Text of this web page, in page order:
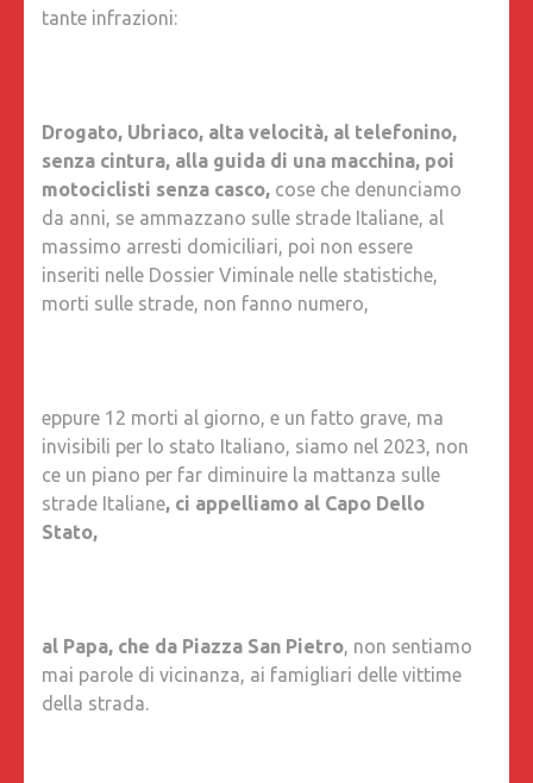
tante infrazioni:
Drogato, Ubriaco, alta velocità, al telefonino,
senza cintura, alla guida di una macchina, poi
motociclisti senza casco, cose che denunciamo
da anni, se ammazzano sulle strade Italiane, al
massimo arresti domiciliari, poi non essere
inseriti nelle Dossier Viminale nelle statistiche,
morti sulle strade, non fanno numero,
eppure 12 morti al giorno, e un fatto grave, ma
invisibili per lo stato Italiano, siamo nel 2023, non
ce un piano per far diminuire la mattanza sulle
strade Italiane, ci appelliamo al Capo Dello
Stato,
al Papa, che da Piazza San Pietro, non sentiamo
mai parole di vicinanza, ai famigliari delle vittime
della strada.